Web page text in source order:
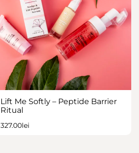
Lift Me Softly – Peptide Barrier
Ritual
327.00lei